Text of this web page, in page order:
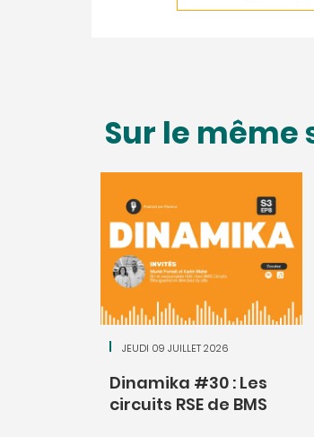
Sur le même
JEUDI 09 JUILLET 2026
Dinamika #30 : Les
circuits RSE de BMS